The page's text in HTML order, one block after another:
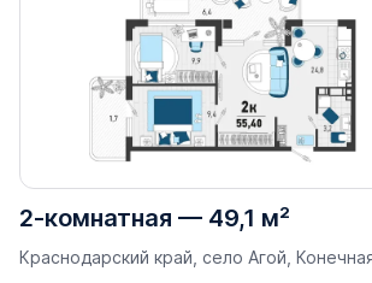
2-комнатная — 49,1 м²
Краснодарский край, село Агой,